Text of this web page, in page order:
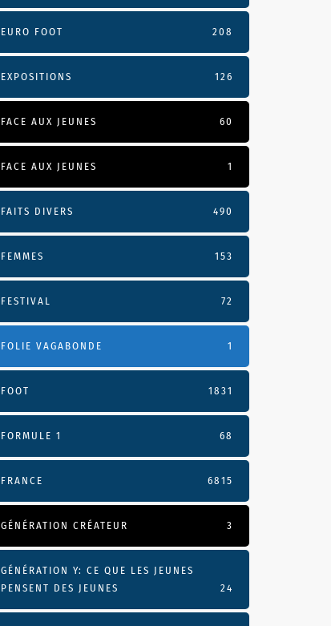
EURO FOOT 208
EXPOSITIONS 126
FACE AUX JEUNES 60
FACE AUX JEUNES 1
FAITS DIVERS 490
FEMMES 153
FESTIVAL 72
FOLIE VAGABONDE 1
FOOT 1831
FORMULE 1 68
FRANCE 6815
GÉNÉRATION CRÉATEUR 3
GÉNÉRATION Y: CE QUE LES JEUNES
PENSENT DES JEUNES
24